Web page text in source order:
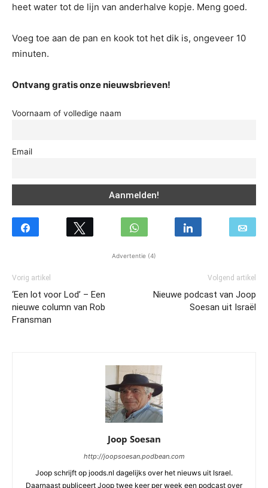
heet water tot de lijn van anderhalve kopje. Meng goed.
Voeg toe aan de pan en kook tot het dik is, ongeveer 10
minuten.
Ontvang gratis onze nieuwsbrieven!
Voornaam of volledige naam
Email
Advertentie (4)
Vorig artikel
‘Een lot voor Lod’ – Een
nieuwe column van Rob
Fransman
Volgend artikel
Nieuwe podcast van Joop
Soesan uit Israël
Joop Soesan
http://joopsoesan.podbean.com
Joop schrijft op joods.nl dagelijks over het nieuws uit Israel.
Daarnaast publiceert Joop twee keer per week een podcast over